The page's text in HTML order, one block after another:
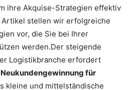
ihre Akquise-Strategien effektiv
Artikel stellen wir erfolgreiche
vor, die Sie bei Ihrer
werden.Der steigende
Logistikbranche erfordert
Neukundengewinnung für
kleine und mittelständische